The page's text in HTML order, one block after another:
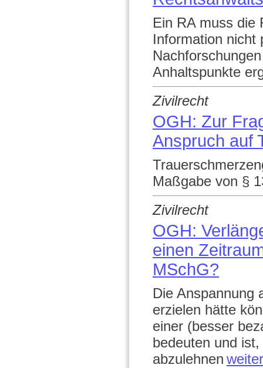
Ein RA muss die
Information nicht
Anhaltspunkte
Zivilrecht
OGH: Zur
Anspruch auf
Maßgabe von §
Zivilrecht
OGH:
einen
MSchG?
Die Anspannung
erzielen hätte
einer (besser
bedeuten und
abzulehnen